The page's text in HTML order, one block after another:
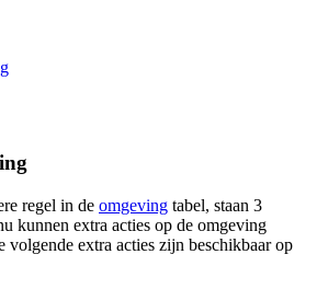
regel in de omgeving tabel, staan 3
kunnen extra acties op de omgeving
volgende extra acties zijn beschikbaar op